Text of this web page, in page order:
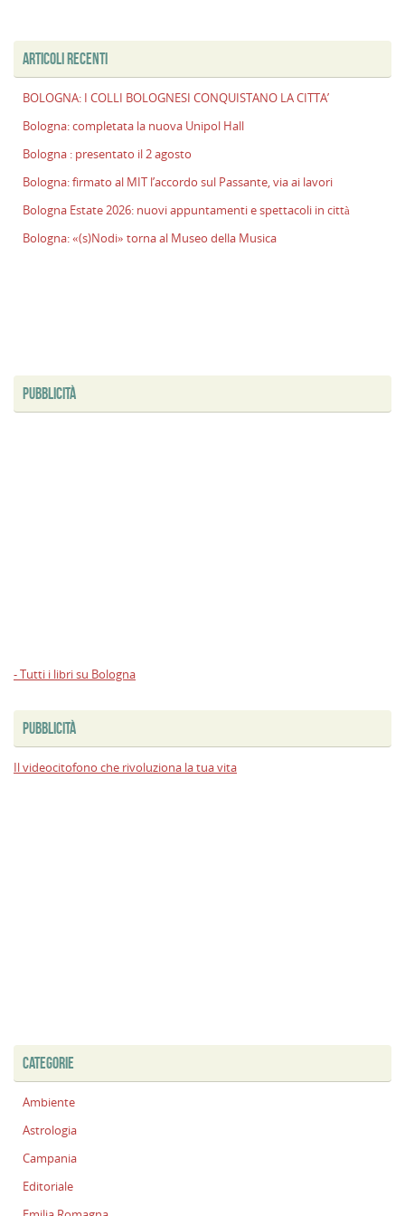
ARTICOLI RECENTI
BOLOGNA: I COLLI BOLOGNESI CONQUISTANO LA CITTA’
Bologna: completata la nuova Unipol Hall
Bologna : presentato il 2 agosto
Bologna: firmato al MIT l’accordo sul Passante, via ai lavori
Bologna Estate 2026: nuovi appuntamenti e spettacoli in città
Bologna: «(s)Nodi» torna al Museo della Musica
PUBBLICITÀ
- Tutti i libri su Bologna
PUBBLICITÀ
Il videocitofono che rivoluziona la tua vita
CATEGORIE
Ambiente
Astrologia
Campania
Editoriale